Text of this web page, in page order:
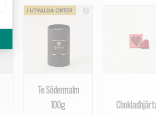
Te Södermalm
100g